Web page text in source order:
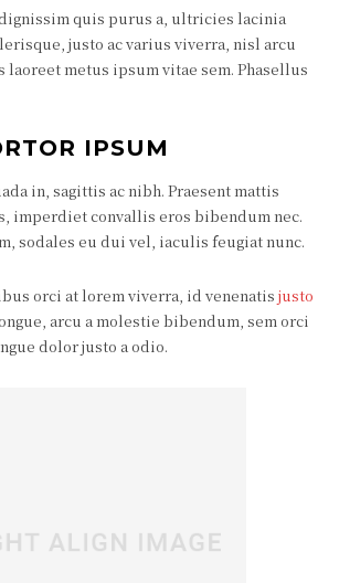
quis purus a, ultricies lacinia
justo ac varius viverra, nisl arcu
laoreet metus ipsum vitae sem. Phasellus
IPSUM
in, sagittis ac nibh. Praesent mattis
imperdiet convallis eros bibendum nec.
sodales eu dui vel, iaculis feugiat nunc.
orci at lorem viverra, id venenatis justo
arcu a molestie bibendum, sem orci
dolor justo a odio.